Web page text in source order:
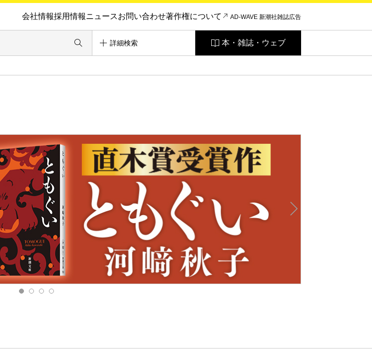
会社情報採用情報ニュースお問い合わせ著作権について AD-WAVE 新潮社雑誌広告
詳細検索 本・雑誌・ウェブ